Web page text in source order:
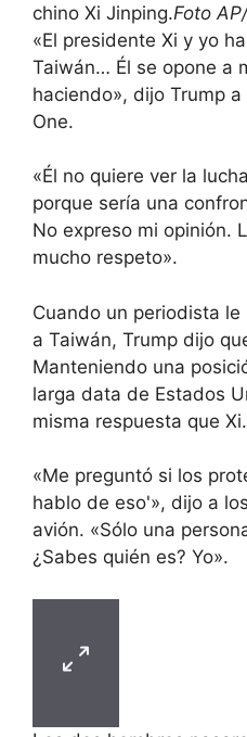
chino Xi Jinping.Foto
«El presidente Xi y yo
Taiwán… Él se opone a
haciendo», dijo Trump
One.
«Él no quiere ver la
porque sería una
No expreso mi opinión.
mucho respeto».
Cuando un periodista
a Taiwán, Trump dijo
Manteniendo una
larga data de Estados
misma respuesta que Xi.
«Me preguntó si los
hablo de eso'», dijo a
avión. «Sólo una
¿Sabes quién es? Yo».